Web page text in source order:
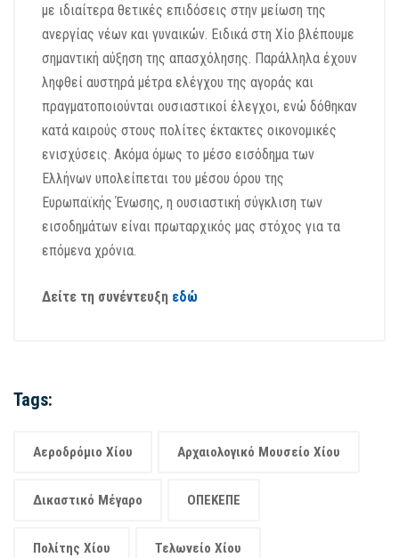
με ιδιαίτερα θετικές επιδόσεις στην μείωση της
ανεργίας νέων και γυναικών. Ειδικά στη Χίο βλέπουμε
σημαντική αύξηση της απασχόλησης. Παράλληλα έχουν
ληφθεί αυστηρά μέτρα ελέγχου της αγοράς και
πραγματοποιούνται ουσιαστικοί έλεγχοι, ενώ δόθηκαν
κατά καιρούς στους πολίτες έκτακτες οικονομικές
ενισχύσεις. Ακόμα όμως το μέσο εισόδημα των
Ελλήνων υπολείπεται του μέσου όρου της
Ευρωπαϊκής Ένωσης, η ουσιαστική σύγκλιση των
εισοδημάτων είναι πρωταρχικός μας στόχος για τα
επόμενα χρόνια.
Δείτε τη συνέντευξη εδώ
Tags:
Αεροδρόμιο Χίου Αρχαιολογικό Μουσείο Χίου
Δικαστικό Μέγαρο ΟΠΕΚΕΠΕ
Πολίτης Χίου Τελωνείο Χίου